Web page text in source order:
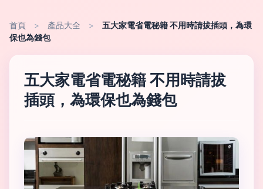
首頁 > 產品大全 >
五大家電省電秘籍 不用時請拔插頭，為環
保也為錢包
五大家電省電秘籍 不用時請拔
插頭，為環保也為錢包